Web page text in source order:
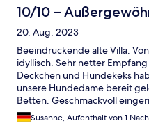
10/10 –
20. Aug. 2023
Beeindruckende alte Villa.
idyllisch. Sehr netter
Deckchen und Hundekeks
unsere Hundedame bereit
Betten. Geschmackvoll
Badezimmer. Frühstück
Marmeladen. Wir kommen
Susanne, Aufenthalt von 1